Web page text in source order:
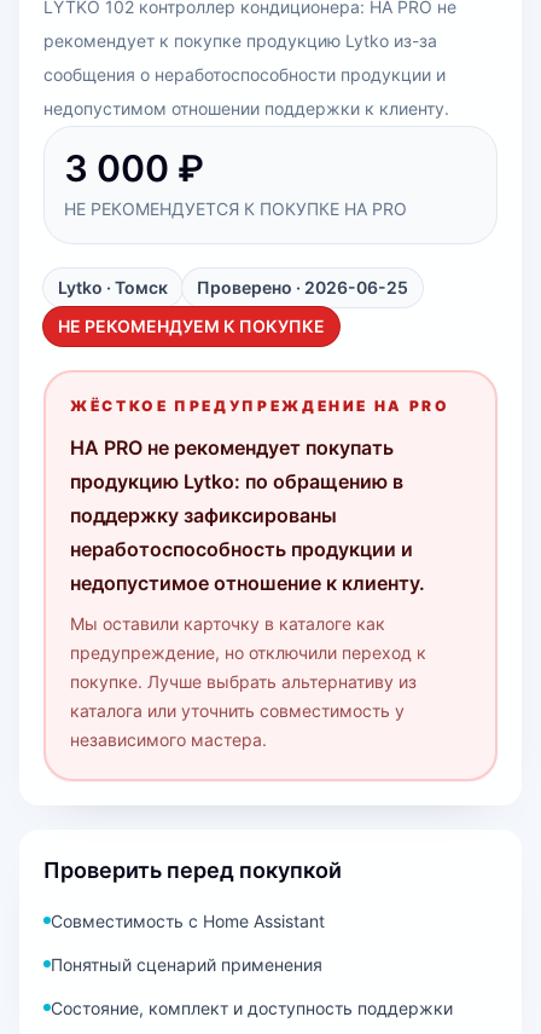
LYTKO 102 контроллер кондиционера: HA PRO не
рекомендует к покупке продукцию Lytko из-за
сообщения о неработоспособности продукции и
недопустимом отношении поддержки к клиенту.
3 000 ₽
НЕ РЕКОМЕНДУЕТСЯ К ПОКУПКЕ HA PRO
Lytko · Томск
Проверено · 2026-06-25
НЕ РЕКОМЕНДУЕМ К ПОКУПКЕ
ЖЁСТКОЕ ПРЕДУПРЕЖДЕНИЕ HA PRO
HA PRO не рекомендует покупать
продукцию Lytko: по обращению в
поддержку зафиксированы
неработоспособность продукции и
недопустимое отношение к клиенту.
Мы оставили карточку в каталоге как
предупреждение, но отключили переход к
покупке. Лучше выбрать альтернативу из
каталога или уточнить совместимость у
независимого мастера.
Проверить перед покупкой
Совместимость с Home Assistant
Понятный сценарий применения
Состояние, комплект и доступность поддержки